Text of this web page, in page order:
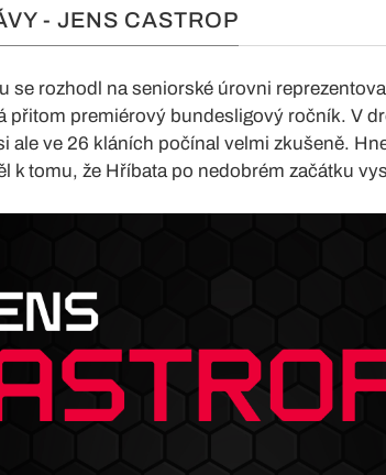
- JENS CASTROP
se rozhodl na seniorské úrovni
přitom premiérový bundesligový ročník. V
ale ve 26 kláních počínal velmi zkušeně.
k tomu, že Hříbata po nedobrém začátku